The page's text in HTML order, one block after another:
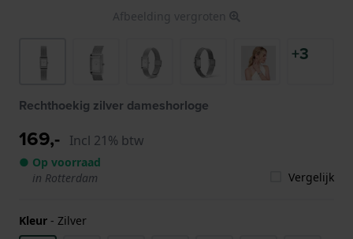
Afbeelding vergroten
+3
Rechthoekig zilver dameshorloge
169,- Incl 21% btw
● Op voorraad
in Rotterdam
Vergelijk
Kleur - Zilver